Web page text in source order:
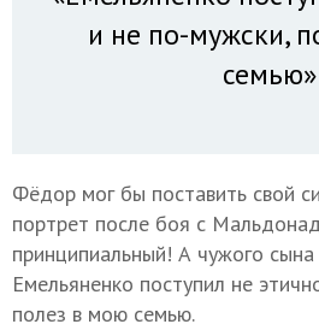
и не по-мужски,
семью»
Фёдор мог бы поставить свой
портрет после боя с
принципиальный! А чужого сына
Емельяненко поступил не
полез в мою семью.